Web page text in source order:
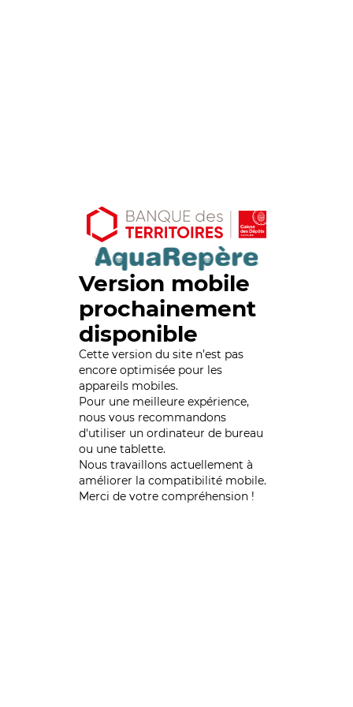
Version mobile
prochainement
disponible
Cette version du site n’est pas
encore optimisée pour les
appareils mobiles.
Pour une meilleure expérience,
nous vous recommandons
d'utiliser un ordinateur de bureau
ou une tablette.
Nous travaillons actuellement à
améliorer la compatibilité mobile.
Merci de votre compréhension !